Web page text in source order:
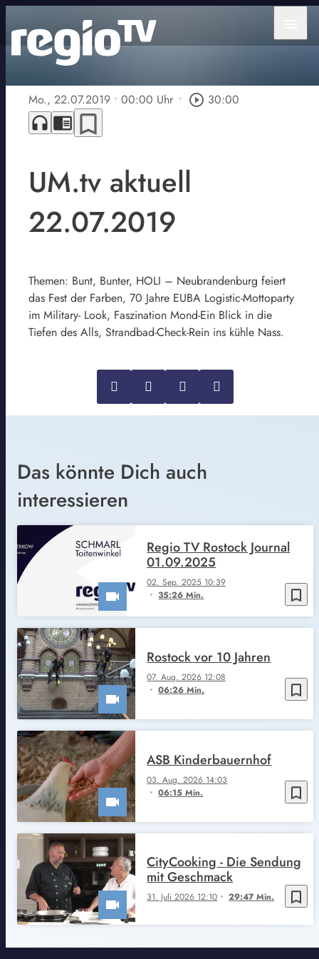
Mo., 22.07.2019 • 00:00 Uhr • play_circle_outline 30:00
headphones chrome_reader_mode bookmark_border
UM.tv aktuell
22.07.2019
Themen: Bunt, Bunter, HOLI – Neubrandenburg feiert
das Fest der Farben, 70 Jahre EUBA Logistic-Mottoparty
im Military- Look, Faszination Mond-Ein Blick in die
Tiefen des Alls, Strandbad-Check-Rein ins kühle Nass.
Das könnte Dich auch
interessieren
bookmark_border
02. Sep. 2025 10:39
35:26 Min.
Regio TV Rostock Journal
01.09.2025
bookmark_border
07. Aug. 2026 12:08
06:26 Min.
Rostock vor 10 Jahren
bookmark_border
03. Aug. 2026 14:03
06:15 Min.
ASB Kinderbauernhof
bookmark_border
31. Juli 2026 12:10 29:47 Min.
CityCooking - Die Sendung
mit Geschmack